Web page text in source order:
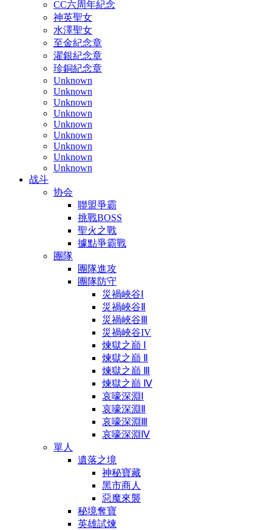
CC六周年紀念
神英聖女
水澤聖女
至金紀念章
濯銀紀念章
珍銅紀念章
Unknown
Unknown
Unknown
Unknown
Unknown
Unknown
Unknown
Unknown
Unknown
战斗
协会
聯盟爭霸
挑戰BOSS
聖火之戰
據點爭霸戰
團隊
團隊進攻
團隊防守
災禍峽谷Ⅰ
災禍峽谷Ⅱ
災禍峽谷Ⅲ
災禍峽谷IV
煉獄之巔 Ⅰ
煉獄之巔 Ⅱ
煉獄之巔 Ⅲ
煉獄之巔 Ⅳ
哀嚎深淵Ⅰ
哀嚎深淵Ⅱ
哀嚎深淵Ⅲ
哀嚎深淵Ⅳ
單人
遺落之境
神秘寶藏
黑市商人
惡魔來襲
秘境奪寶
英雄試煉